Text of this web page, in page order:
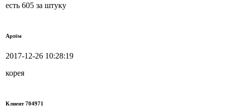
есть 605 за штуку
Артём
2017-12-26 10:28:19
корея
Клиент 704971